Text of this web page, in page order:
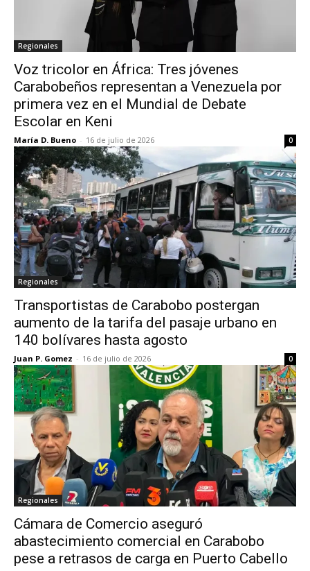
Regionales
Voz tricolor en África: Tres jóvenes
Carabobeños representan a Venezuela por
primera vez en el Mundial de Debate
Escolar en Keni
María D. Bueno - 16 de julio de 2026 0
Regionales
Transportistas de Carabobo postergan
aumento de la tarifa del pasaje urbano en
140 bolívares hasta agosto
Juan P. Gomez - 16 de julio de 2026 0
Regionales
Cámara de Comercio aseguró
abastecimiento comercial en Carabobo
pese a retrasos de carga en Puerto Cabello